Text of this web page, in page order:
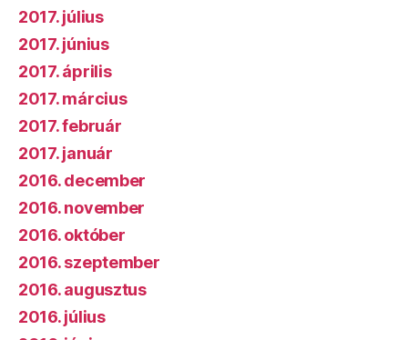
2017. július
2017. június
2017. április
2017. március
2017. február
2017. január
2016. december
2016. november
2016. október
2016. szeptember
2016. augusztus
2016. július